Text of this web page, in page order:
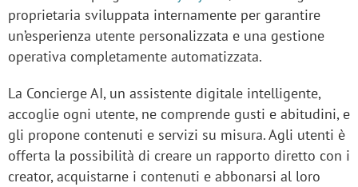
proprietaria sviluppata internamente per garantire
un’esperienza utente personalizzata e una gestione
operativa completamente automatizzata.
La Concierge AI, un assistente digitale intelligente,
accoglie ogni utente, ne comprende gusti e abitudini, e
gli propone contenuti e servizi su misura. Agli utenti è
offerta la possibilità di creare un rapporto diretto con i
creator, acquistarne i contenuti e abbonarsi al loro